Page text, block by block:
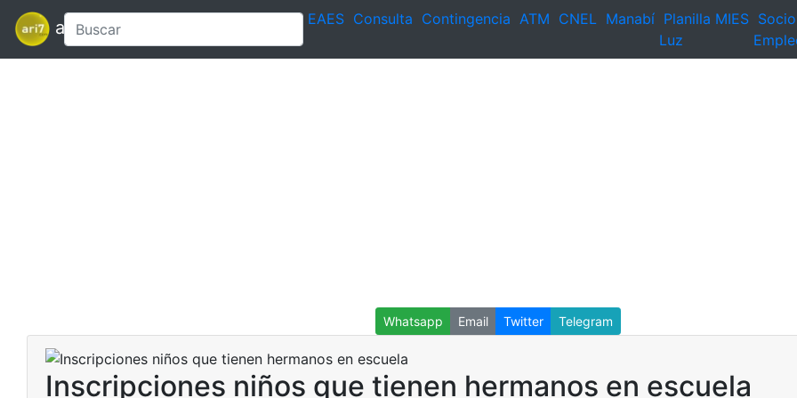
ari7 EAES Consulta Contingencia ATM CNEL Manabí Planilla
Luz
MIES Socio
Whatsapp Email Twitter Telegram
Inscripciones niños que tienen hermanos en escuela